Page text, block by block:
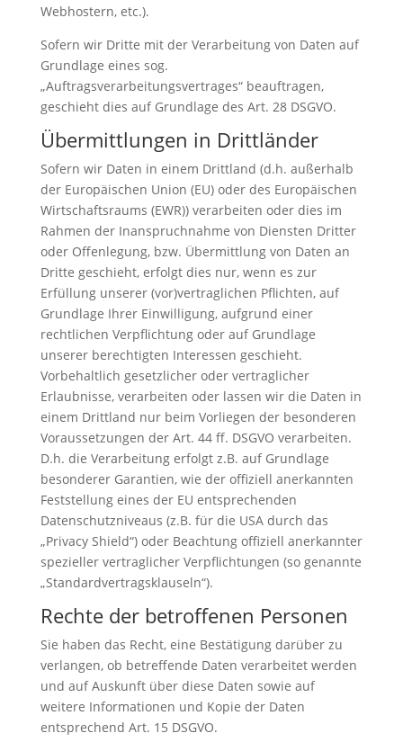
Webhostern, etc.).
Sofern wir Dritte mit der Verarbeitung von Daten auf
Grundlage eines sog.
„Auftragsverarbeitungsvertrages“ beauftragen,
geschieht dies auf Grundlage des Art. 28 DSGVO.
Übermittlungen in Drittländer
Sofern wir Daten in einem Drittland (d.h. außerhalb
der Europäischen Union (EU) oder des Europäischen
Wirtschaftsraums (EWR)) verarbeiten oder dies im
Rahmen der Inanspruchnahme von Diensten Dritter
oder Offenlegung, bzw. Übermittlung von Daten an
Dritte geschieht, erfolgt dies nur, wenn es zur
Erfüllung unserer (vor)vertraglichen Pflichten, auf
Grundlage Ihrer Einwilligung, aufgrund einer
rechtlichen Verpflichtung oder auf Grundlage
unserer berechtigten Interessen geschieht.
Vorbehaltlich gesetzlicher oder vertraglicher
Erlaubnisse, verarbeiten oder lassen wir die Daten in
einem Drittland nur beim Vorliegen der besonderen
Voraussetzungen der Art. 44 ff. DSGVO verarbeiten.
D.h. die Verarbeitung erfolgt z.B. auf Grundlage
besonderer Garantien, wie der offiziell anerkannten
Feststellung eines der EU entsprechenden
Datenschutzniveaus (z.B. für die USA durch das
„Privacy Shield“) oder Beachtung offiziell anerkannter
spezieller vertraglicher Verpflichtungen (so genannte
„Standardvertragsklauseln“).
Rechte der betroffenen Personen
Sie haben das Recht, eine Bestätigung darüber zu
verlangen, ob betreffende Daten verarbeitet werden
und auf Auskunft über diese Daten sowie auf
weitere Informationen und Kopie der Daten
entsprechend Art. 15 DSGVO.